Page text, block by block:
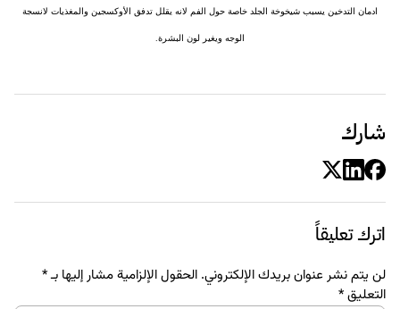
ادمان التدخين يسبب شيخوخة الجلد خاصة حول الفم لانه يقلل تدفق الأوكسجين والمغذيات لانسجة
الوجه ويغير لون البشرة.
شارك
اترك تعليقاً
لن يتم نشر عنوان بريدك الإلكتروني. الحقول الإلزامية مشار إليها بـ*
التعليق*